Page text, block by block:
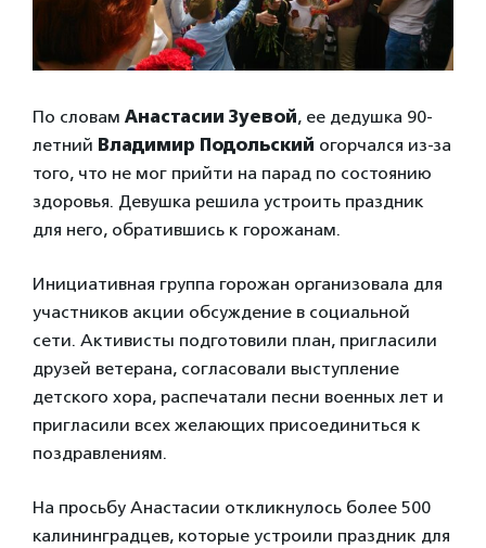
По словам Анастасии Зуевой, ее дедушка 90-
летний Владимир Подольский огорчался из-за
того, что не мог прийти на парад по состоянию
здоровья. Девушка решила устроить праздник
для него, обратившись к горожанам.
Инициативная группа горожан организовала для
участников акции обсуждение в социальной
сети. Активисты подготовили план, пригласили
друзей ветерана, согласовали выступление
детского хора, распечатали песни военных лет и
пригласили всех желающих присоединиться к
поздравлениям.
На просьбу Анастасии откликнулось более 500
калининградцев, которые устроили праздник для